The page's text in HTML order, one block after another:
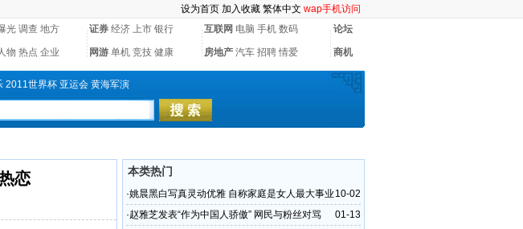
设为首页 加入收藏 繁体中文 wap手机访问
光 调查 地方 证券 经济 上市 银行 互联网 电脑 手机 数码 论坛
物 热点 企业 网游 单机 竞技 健康 房地产 汽车 招聘 情爱 商机
2011世界杯 亚运会 黄海军演
恋 本类热门
10-02
·姚晨黑白写真灵动优雅 自称家庭是女人最大事业
01-13
·赵雅芝发表“作为中国人骄傲” 网民与粉丝对骂